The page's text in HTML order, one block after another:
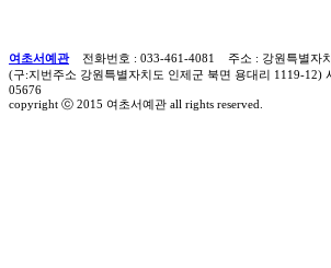
여초서예관전화번호 : 033-461-4081 주소 : 강원특별자
(구:지번주소 강원특별자치도 인제군 북면 용대리 1119-12)
05676
copyright ⓒ 2015 여초서예관 all rights reserved.